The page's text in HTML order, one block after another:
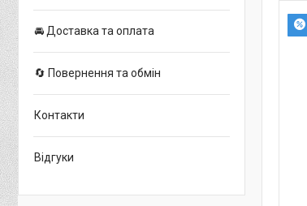
🚘 Доставка та оплата
🔄 Повернення та обмін
Контакти
Відгуки